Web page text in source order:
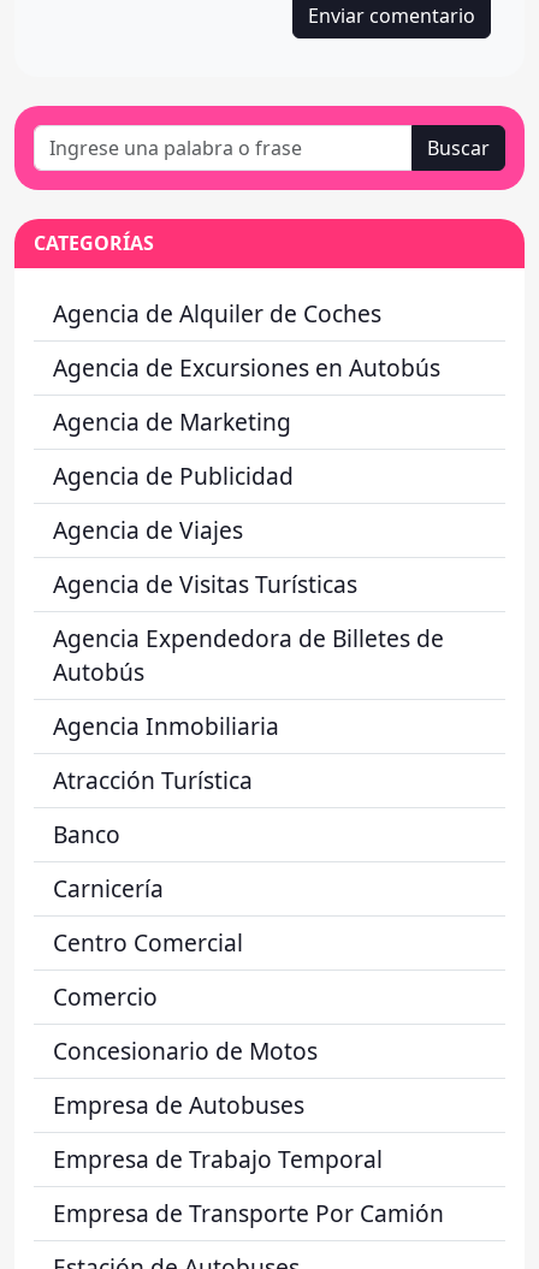
Enviar comentario
Buscar
CATEGORÍAS
Agencia de Alquiler de Coches
Agencia de Excursiones en Autobús
Agencia de Marketing
Agencia de Publicidad
Agencia de Viajes
Agencia de Visitas Turísticas
Agencia Expendedora de Billetes de
Autobús
Agencia Inmobiliaria
Atracción Turística
Banco
Carnicería
Centro Comercial
Comercio
Concesionario de Motos
Empresa de Autobuses
Empresa de Trabajo Temporal
Empresa de Transporte Por Camión